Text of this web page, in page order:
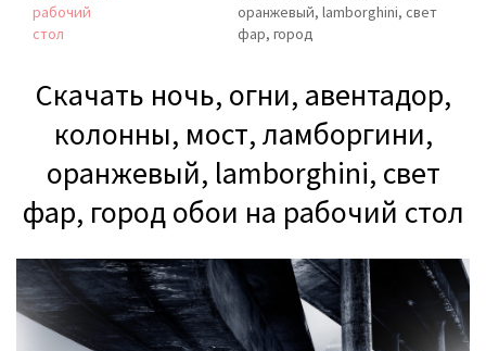
рабочий
стол
оранжевый, lamborghini, свет
фар, город
Скачать ночь, огни, авентадор,
колонны, мост, ламборгини,
оранжевый, lamborghini, свет
фар, город обои на рабочий стол